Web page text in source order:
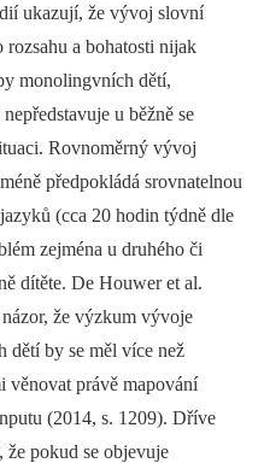
ukazují, že vývoj slovní
a bohatosti nijak
monolingvních dětí,
u běžně se
Rovnoměrný vývoj
předpokládá srovnatelnou
(cca 20 hodin týdně dle
zejména u druhého či
dítěte. De Houwer et al.
že výzkum vývoje
dětí by se měl více než
věnovat právě mapování
(2014, s. 1209). Dříve
že pokud se objevuje